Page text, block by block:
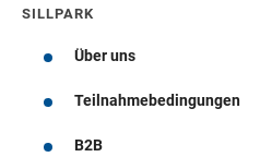
SILLPARK
Über uns
Teilnahmebedingungen
B2B